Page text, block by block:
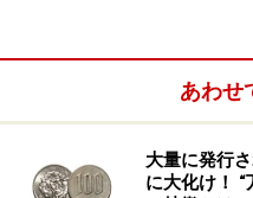
服装と前髪に見る
あわせ
大量に発行
に大化け！